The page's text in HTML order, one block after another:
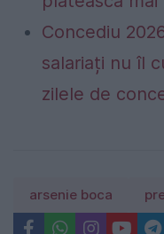
Concediu
salariați nu îl
zilele de
arsenie boca